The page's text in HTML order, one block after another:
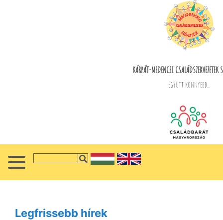
KÁRPÁT-MEDENCEI CSALÁDSZERVEZETEK
Együtt könnyebb...
Legfrissebb hírek